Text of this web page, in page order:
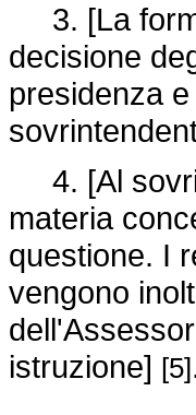
3. [La
decisione
presidenza
4. [Al
materia
questione. I
vengono
istruzione] [5]